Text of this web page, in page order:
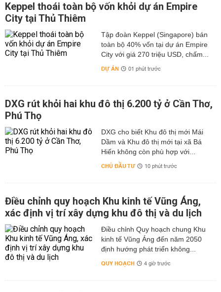
Keppel thoái toàn bộ vốn khỏi dự án Empire
City tại Thủ Thiêm
Tập đoàn Keppel (Singapore) bán
toàn bộ 40% vốn tại dự án Empire
City với giá 270 triệu USD, chấm...
DỰ ÁN 01 phút trước
DXG rút khỏi hai khu đô thị 6.200 tỷ ở Cần Thơ,
Phú Thọ
DXG cho biết Khu đô thị mới Mái
Dầm và Khu đô thị mới tại xã Bá
Hiến không còn phù hợp với...
CHỦ ĐẦU TƯ 10 phút trước
Điều chỉnh quy hoạch Khu kinh tế Vũng Áng,
xác định vị trí xây dựng khu đô thị và du lịch
Điều chỉnh Quy hoạch chung Khu
kinh tế Vũng Áng đến năm 2050
định hướng phát triển không...
QUY HOẠCH 4 giờ trước